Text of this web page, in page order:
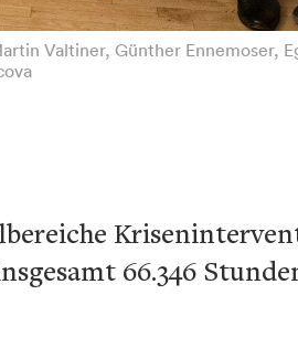
Valtiner, Günther Ennemoser,
66.346